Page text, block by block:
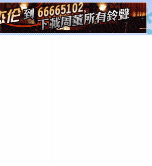
[元旦]看到你我会触电；看不到你我要充电；没有你我会
断电。爱你是我职业，想你是我事业，抱你是我特长，吻
你是我专业！水晶之恋祝你新年快乐
[元旦]如果上天让我许三个愿望，一是今生今世和你在一